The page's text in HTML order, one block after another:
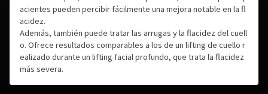
acientes pueden percibir fácilmente una mejora notable en la fl
acidez.
Además, también puede tratar las arrugas y la flacidez del cuell
o. Ofrece resultados comparables a los de un lifting de cuello r
ealizado durante un lifting facial profundo, que trata la flacidez
más severa.